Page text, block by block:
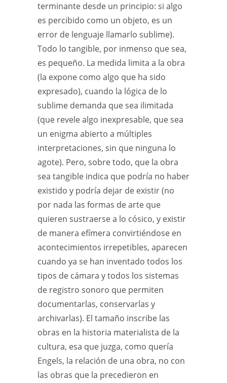
terminante desde un principio: si algo
es percibido como un objeto, es un
error de lenguaje llamarlo sublime).
Todo lo tangible, por inmenso que sea,
es pequeño. La medida limita a la obra
(la expone como algo que ha sido
expresado), cuando la lógica de lo
sublime demanda que sea ilimitada
(que revele algo inexpresable, que sea
un enigma abierto a múltiples
interpretaciones, sin que ninguna lo
agote). Pero, sobre todo, que la obra
sea tangible indica que podría no haber
existido y podría dejar de existir (no
por nada las formas de arte que
quieren sustraerse a lo cósico, y existir
de manera efímera convirtiéndose en
acontecimientos irrepetibles, aparecen
cuando ya se han inventado todos los
tipos de cámara y todos los sistemas
de registro sonoro que permiten
documentarlas, conservarlas y
archivarlas). El tamaño inscribe las
obras en la historia materialista de la
cultura, esa que juzga, como quería
Engels, la relación de una obra, no con
las obras que la precedieron en